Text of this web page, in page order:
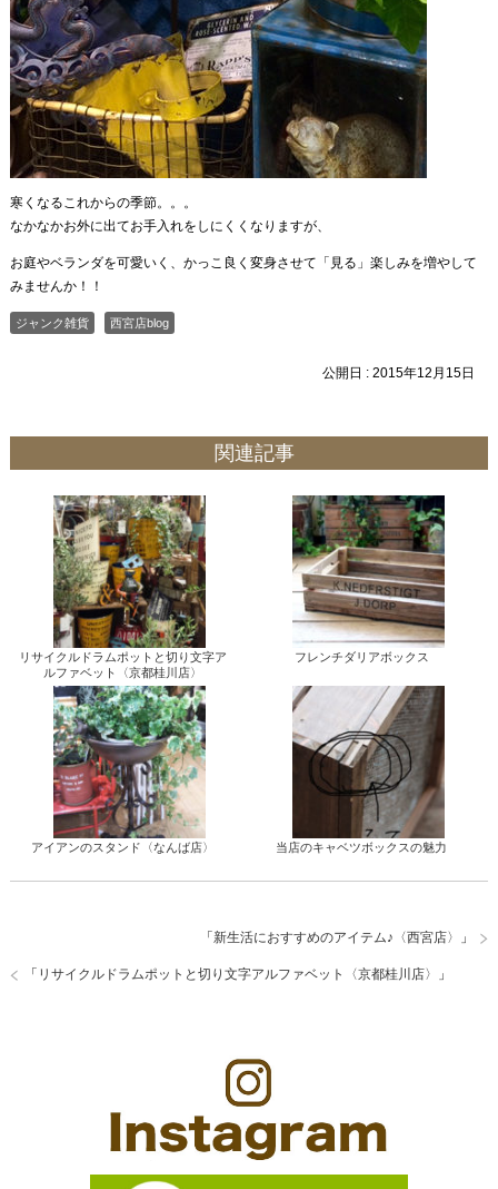
寒くなるこれからの季節。。。
なかなかお外に出てお手入れをしにくくなりますが、
お庭やベランダを可愛いく、かっこ良く変身させて「見る」楽しみを増やして
みませんか！！
ジャンク雑貨 西宮店blog
公開日 :2015年12月15日
関連記事
リサイクルドラムポットと切り文字ア
ルファベット〈京都桂川店〉
フレンチダリアボックス
アイアンのスタンド〈なんば店〉 当店のキャベツボックスの魅力
「新生活におすすめのアイテム♪〈西宮店〉 」
「 リサイクルドラムポットと切り文字アルファベット〈京都桂川店〉 」